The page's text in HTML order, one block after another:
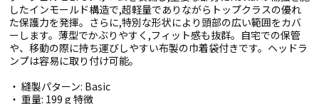
したインモールド構造で,超軽量でありながらトップクラスの優れ
た保護力を発揮。さらに,特別な形状により頭部の広い範囲をカバ
ーします。薄型でかぶりやすく,フィット感も抜群。自宅での保管
や、移動の際に持ち運びしやすい布製の巾着袋付きです。ヘッドラ
ンプは容易に取り付け可能。
・ 縫製パターン: Basic
・ 重量: 199 g 特徴